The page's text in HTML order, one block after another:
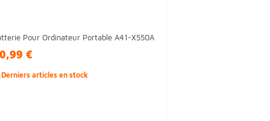
Pour Ordinateur Portable A41-X550A
€
Derniers articles en stock